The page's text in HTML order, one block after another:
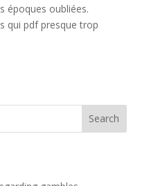
époques oubliées.
qui pdf presque trop
Search